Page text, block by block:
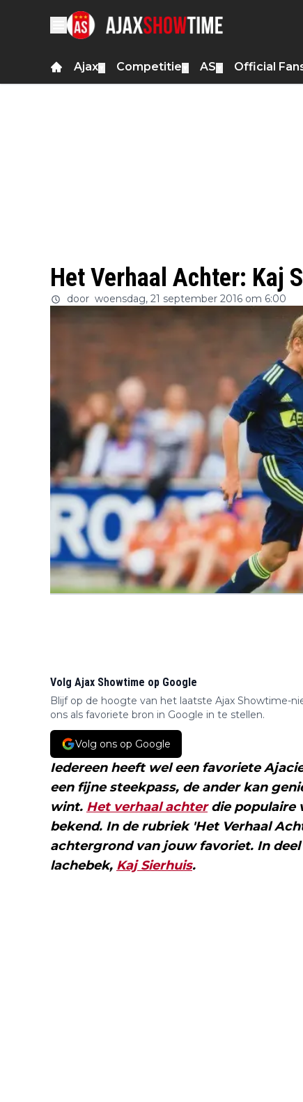
Ajax Competitie AS Official
Het Verhaal Achter: Kaj
door woensdag, 21 september 2016 om 6:00
Volg Ajax Showtime op Google
Blijf op de hoogte van het laatste Ajax Showtime-
ons als favoriete bron in Google in te stellen.
Volg ons op Google
Iedereen heeft wel een favoriete
een fijne steekpass, de ander kan
wint. Het verhaal achterdie populaire
bekend. In de rubriek 'Het Verhaal
achtergrond van jouw favoriet. In
lachebek, Kaj Sierhuis.